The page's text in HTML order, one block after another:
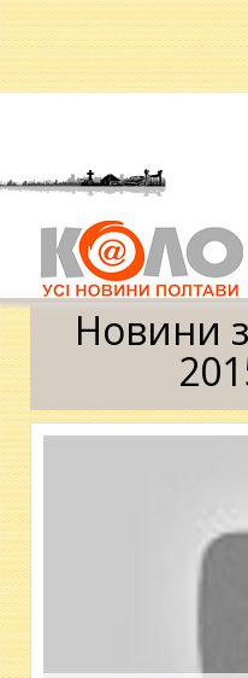
Головна » 2015 рік »
Календар
Новини